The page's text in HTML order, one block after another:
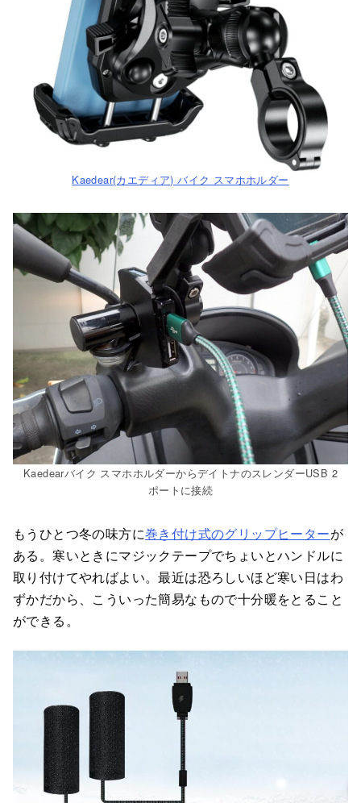
Kaedear(カエディア) バイク スマホホルダー
Kaedearバイク スマホホルダーからデイトナのスレンダーUSB 2
ポートに接続
もうひとつ冬の味方に巻き付け式のグリップヒーターが
ある。寒いときにマジックテープでちょいとハンドルに
取り付けてやればよい。最近は恐ろしいほど寒い日はわ
ずかだから、こういった簡易なもので十分暖をとること
ができる。